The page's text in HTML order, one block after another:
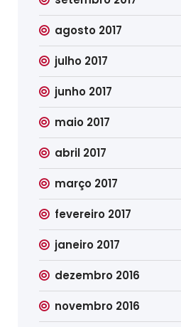
agosto 2017
julho 2017
junho 2017
maio 2017
abril 2017
março 2017
fevereiro 2017
janeiro 2017
dezembro 2016
novembro 2016